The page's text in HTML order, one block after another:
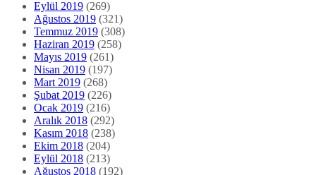
Eylül 2019 (269)
Ağustos 2019 (321)
Temmuz 2019 (308)
Haziran 2019 (258)
Mayıs 2019 (261)
Nisan 2019 (197)
Mart 2019 (268)
Şubat 2019 (226)
Ocak 2019 (216)
Aralık 2018 (292)
Kasım 2018 (238)
Ekim 2018 (204)
Eylül 2018 (213)
Ağustos 2018 (192)